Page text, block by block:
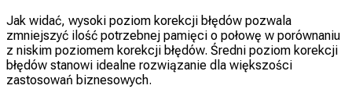
Jak widać, wysoki poziom korekcji błędów pozwala
zmniejszyć ilość potrzebnej pamięci o połowę w porównaniu
z niskim poziomem korekcji błędów. Średni poziom korekcji
błędów stanowi idealne rozwiązanie dla większości
zastosowań biznesowych.